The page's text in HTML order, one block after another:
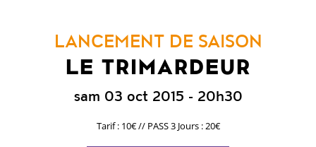
LANCEMENT DE SAISON
LE TRIMARDEUR
sam 03 oct 2015 - 20h30
Tarif : 10€ // PASS 3 Jours : 20€